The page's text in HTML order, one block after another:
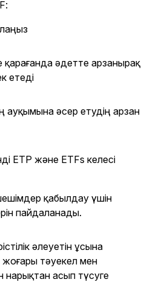
қарағанда әдетте арзанырақ
етеді
ауқымына әсер етудің арзан
ETP және ETFs келесі
қабылдау үшін
пайдаланады.
әлеуетін ұсына
тәуекел мен
асып түсуге